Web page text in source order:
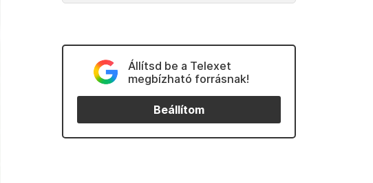
Állítsd be a Telexet
megbízható forrásnak!
Beállítom